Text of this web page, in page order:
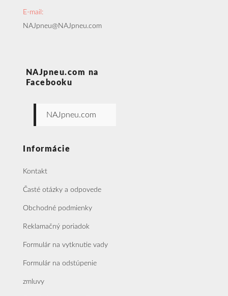
E-mail:
NAJpneu@NAJpneu.com
NAJpneu.com na
Facebooku
NAJpneu.com
Informácie
Kontakt
Časté otázky a odpovede
Obchodné podmienky
Reklamačný poriadok
Formulár na vytknutie vady
Formulár na odstúpenie
zmluvy